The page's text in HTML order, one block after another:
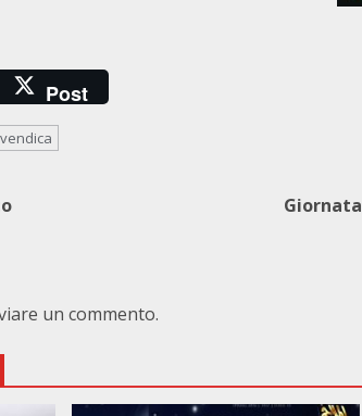
Post
un commento.